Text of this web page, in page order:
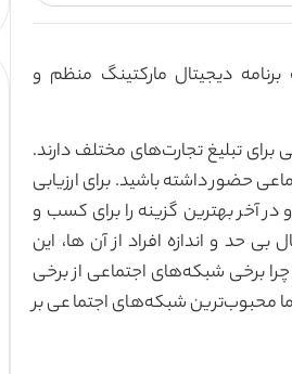
دیجیتال مارکتینگ منظم و
تبلیغ تجارت‌های مختلف دارند.
حضور داشته باشید. برای ارزیابی
آخر بهترین گزینه را برای کسب و
حد و اندازه افراد از آن ها، این
برخی شبکه‌های اجتماعی از برخی
محبوب‌ترین شبکه‌های اجتماعی بر